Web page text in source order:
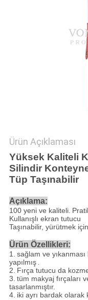
Ürün Açıklaması
Yüksek Kaliteli
Silindir
Tüp Taşınabilir
Açıklama:
100 yeni ve kaliteli.
Kullanışlı ekran tutucu
Taşınabilir, yürütmek
Ürün Özellikleri:
1. sağlam ve
yapılmış.
2. Fırça tutucu da
3. tüm makyaj fırçaları
tasarlanmıştır.
4. iki ayrı bardak olarak